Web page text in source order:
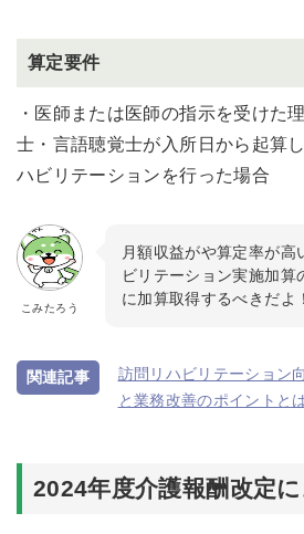
算定要件
・医師または医師の指示を受けた
士・言語聴覚士が入所日から起算
ハビリテーションを行った場合
こみたろう
月額収益がや算定率が高
ビリテーション実施加算
に加算取得するべきだよ！
訪問リハビリテーション
と業務改善のポイントと
2024年度介護報酬改定